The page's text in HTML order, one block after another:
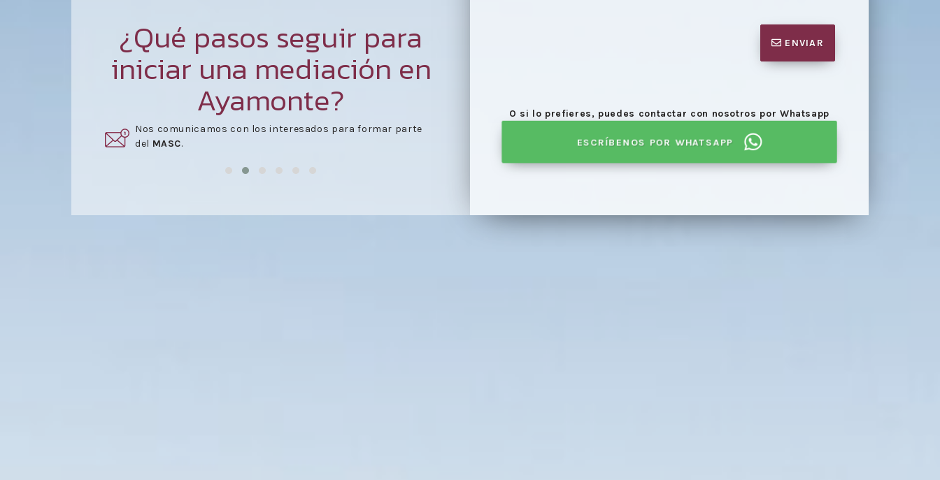
¿Qué pasos seguir para
iniciar una mediación en
Ayamonte?
Nos comunicamos con los interesados para formar parte
del MASC.
ENVIAR
O si lo prefieres, puedes contactar con nosotros por Whatsapp
ESCRÍBENOS POR WHATSAPP